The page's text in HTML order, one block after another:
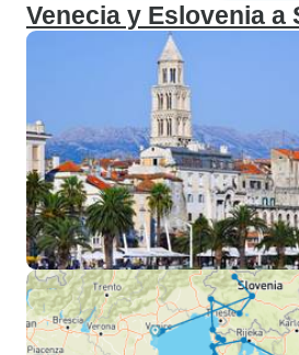
Venecia y Eslovenia a